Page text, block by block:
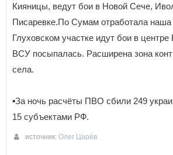
Кияницы, ведут бои в Новой Сече,
Писаревке.По Сумам отработала
Глуховском участке идут бои в
ВСУ посыпалась. Расширена зона
села.
▪️За ночь расчёты ПВО сбили 249
15 субъектами РФ.
источник: Олег Царёв